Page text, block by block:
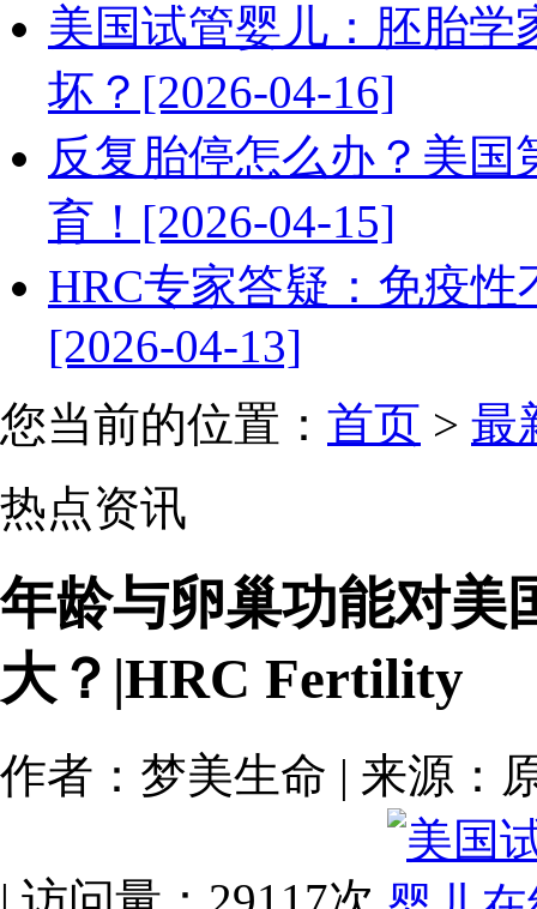
美国试管婴儿：胚胎
坏？[2026-04-16]
反复胎停怎么办？美
育！[2026-04-15]
HRC专家答疑：免疫
[2026-04-13]
您当前的位置： 首页 > 最
热点资讯
年龄与卵巢功能对美
大？|HRC Fertility
作者：梦美生命 | 来源：